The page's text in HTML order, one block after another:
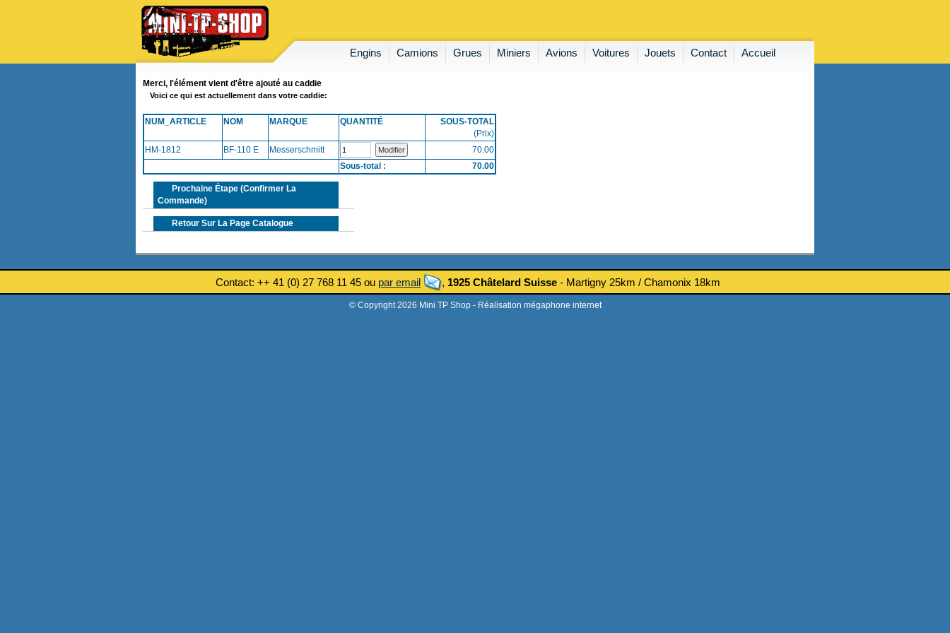
Engins Camions Grues Miniers Avions Voitures Jouets Contact Accueil
Merci, l'élément vient d'être ajouté au caddie
Voici ce qui est actuellement dans votre caddie:
NUM_ARTICLE NOM MARQUE QUANTITÉ
SOUS-TOTAL
(Prix)
HM-1812
BF-110 E Messerschmitt
70.00
Sous-total :
70.00
Prochaine Étape (confirmer La
Commande)
Retour Sur La Page Catalogue
Contact: ++ 41 (0) 27 768 11 45 ou par email , 1925 Châtelard Suisse - Martigny 25km / Chamonix 18km
© Copyright 2026 Mini TP Shop - Réalisation mégaphone internet